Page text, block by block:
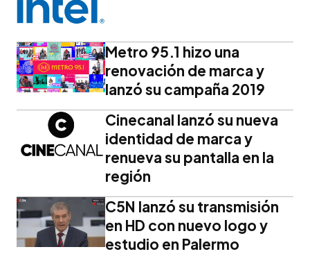
Metro 95.1 hizo una
renovación de marca y
lanzó su campaña 2019
Cinecanal lanzó su nueva
identidad de marca y
renueva su pantalla en la
región
C5N lanzó su transmisión
en HD con nuevo logo y
estudio en Palermo